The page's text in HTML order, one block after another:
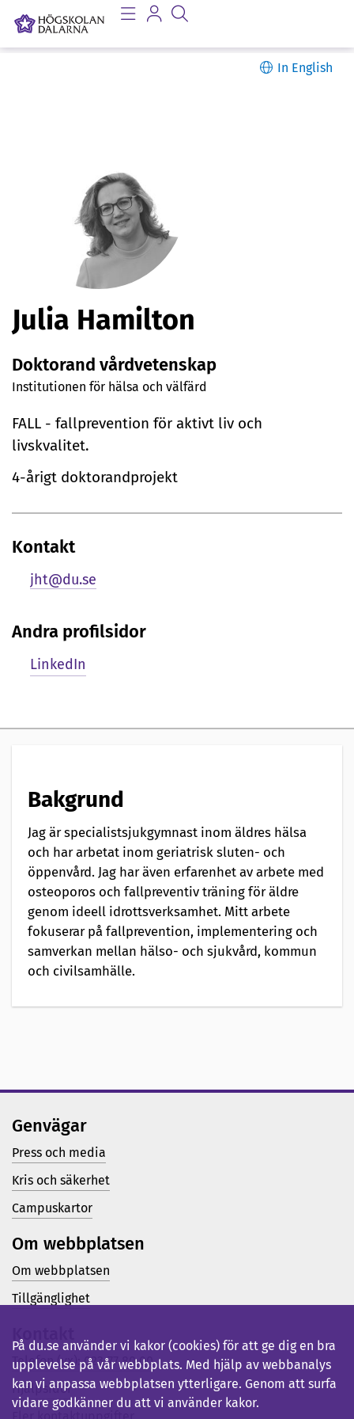
In English
P
e
r
s
o
n
l
i
r
e
v
Julia Hamilton
Doktorand vårdvetenskap
Institutionen för hälsa och välfärd
FALL - fallprevention för aktivt liv och
livskvalitet.
4-årigt doktorandprojekt
Kontakt
jht@du.se
Andra profilsidor
LinkedIn
Bakgrund
Jag är specialistsjukgymnast inom äldres hälsa
och har arbetat inom geriatrisk sluten- och
öppenvård. Jag har även erfarenhet av arbete med
osteoporos och fallpreventiv träning för äldre
genom ideell idrottsverksamhet. Mitt arbete
fokuserar på fallprevention, implementering och
samverkan mellan hälso- och sjukvård, kommun
och civilsamhälle.
Genvägar
Press och media
Kris och säkerhet
Campuskartor
Om webbplatsen
Om webbplatsen
Tillgänglighet
Kontakt
Telefon (vx): 023-77 80 00
Hjälpsidor
På du.se använder vi kakor (cookies) för att ge dig en bra
upplevelse på vår webbplats. Med hjälp av webbanalys
kan vi anpassa webbplatsen ytterligare. Genom att surfa
vidare godkänner du att vi använder kakor.